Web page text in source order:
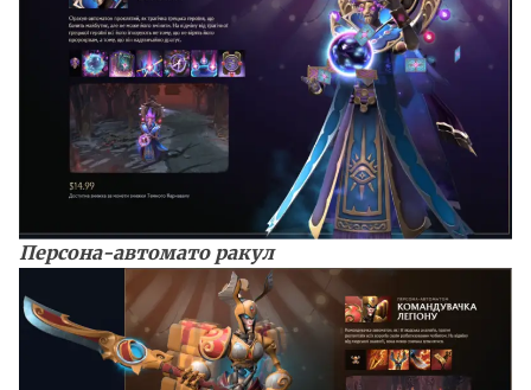
Персона-автомато ракул